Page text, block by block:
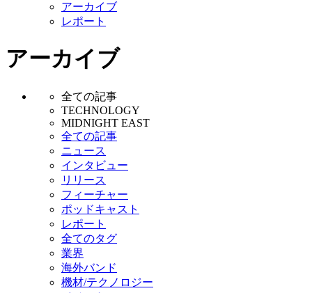
アーカイブ
レポート
アーカイブ
全ての記事
TECHNOLOGY
MIDNIGHT EAST
全ての記事
ニュース
インタビュー
リリース
フィーチャー
ポッドキャスト
レポート
全てのタグ
業界
海外バンド
機材/テクノロジー